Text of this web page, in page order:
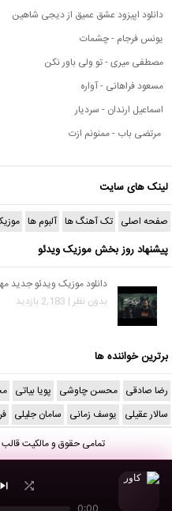
دانلود اپیزود عشق عمیق از دیجی شاهین
یونس فرجام - چشمات
مصطفی میری - تو ولی باور نکن
مسعود فراهانی - آواره
اسماعیل ارندان - سردیار
مرتضی باب - ممنونم ازت
0:00
لینک های سایت
صفحه اصلی تک آهنگ ها آلبوم ها
پیشنهاد روز بخش موزیک ویدئو
دانلود موزیک ویدئو جدید
بدون نظر | 2,183 بازدید
برترین خواننده ها
رضا صادقی محسن چاوشی پویا بیاتی
سالار عقیلی یوسف زمانی سامان جلیلی
تمامی حقوق و مالکیت قالب